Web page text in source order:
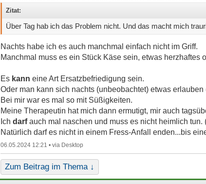
Zitat:
Über Tag hab ich das Problem nicht. Und das macht mich
Nachts habe ich es auch manchmal einfach nicht im Griff.
Manchmal muss es ein Stück Käse sein, etwas herzhaftes
Es kann eine Art Ersatzbefriedigung sein.
Oder man kann sich nachts (unbeobachtet) etwas
Bei mir war es mal so mit Süßigkeiten.
Meine Therapeutin hat mich dann ermutigt, mir auch
Ich darfauch mal naschen und muss es nicht heimlich tun.
Natürlich darf es nicht in einem Fress-Anfall enden...bis
06.05.2024 12:21 •
Zum Beitrag im Thema ↓